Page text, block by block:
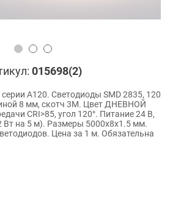
015698(2)
A120. Светодиоды SMD 2835, 120
8 мм, скотч 3M. Цвет ДНЕВНОЙ
CRI>85, угол 120°. Питание 24 В,
на 5 м). Размеры 5000x8x1.5 мм.
Цена за 1 м. Обязательна